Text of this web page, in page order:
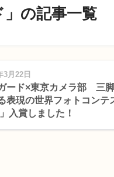
」の記事一覧
3月22日
ガード×東京カメラ部 三脚
表現の世界フォトコンテ
入賞しました！